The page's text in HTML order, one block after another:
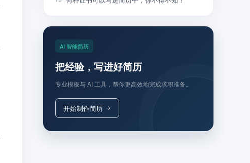
AI 智能简历
把经验，写进好简历
专业模板与 AI 工具，帮你更高效地完成求职准备。
开始制作简历